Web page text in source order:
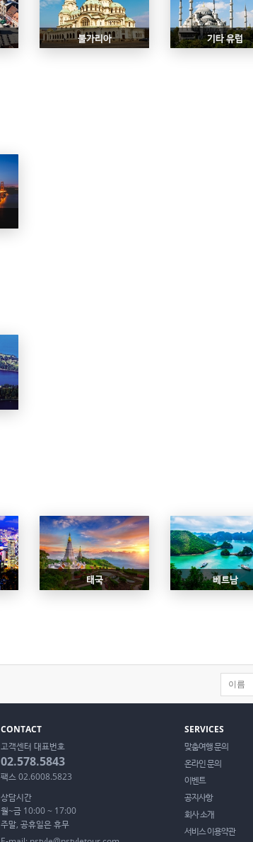
불가리아 기타 유럽
태국 베트남
CONTACT
고객센터 대표번호
02.578.5843
팩스 02.6008.5823
상담시간
월~금 10:00 ~ 17:00
주말, 공휴일은 휴무
SERVICES
맞춤여행 문의
온라인 문의
이벤트
공지사항
회사 소개
서비스 이용약관